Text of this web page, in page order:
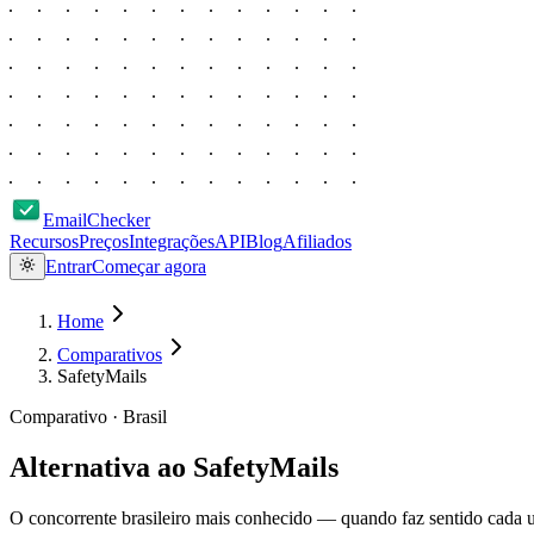
EmailChecker
RecursosPreçosIntegraçõesAPIBlogAfiliados
EntrarComeçar agora
Home
Comparativos
SafetyMails
Comparativo · Brasil
Alternativa ao SafetyMails
O concorrente brasileiro mais conhecido — quando faz sentido cada